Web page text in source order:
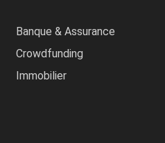
Banque & Assurance
Crowdfunding
Immobilier